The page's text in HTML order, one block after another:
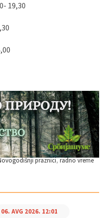
19,30
praznici radno vreme
06. AVG 2026. 12:01